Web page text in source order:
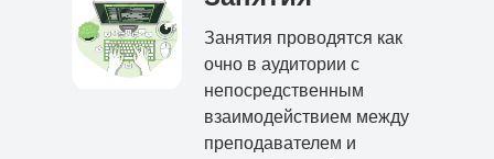
Занятия проводятся как
очно в аудитории с
непосредственным
взаимодействием между
преподавателем и